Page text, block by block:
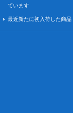
ています
最近新たに初入荷した商品